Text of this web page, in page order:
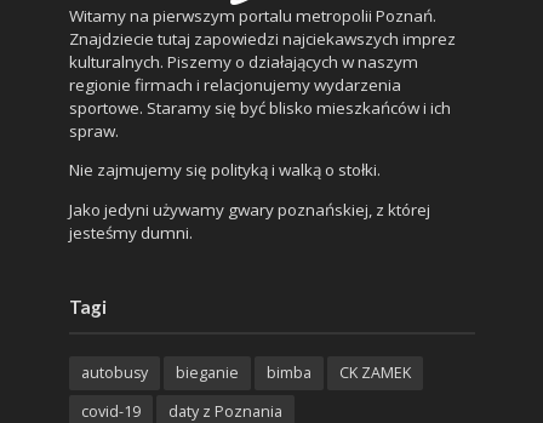
Witamy na pierwszym portalu metropolii Poznań.
Znajdziecie tutaj zapowiedzi najciekawszych imprez
kulturalnych. Piszemy o działających w naszym
regionie firmach i relacjonujemy wydarzenia
sportowe. Staramy się być blisko mieszkańców i ich
spraw.
Nie zajmujemy się polityką i walką o stołki.
Jako jedyni używamy gwary poznańskiej, z której
jesteśmy dumni.
Tagi
autobusy bieganie bimba
CK ZAMEK
covid-19
daty z Poznania